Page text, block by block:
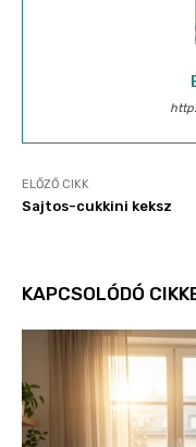
ELŐZŐ CIKK
Sajtos-cukkini keksz
KAPCSOLÓDÓ